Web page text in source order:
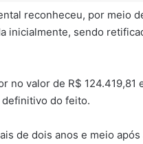
reconheceu, por meio
inicialmente, sendo
no valor de R$ 124.419,81
definitivo do feito.
de dois anos e meio após